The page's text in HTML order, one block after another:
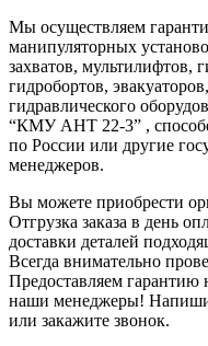
Мы осуществляем
манипуляторных
захватов, мультилифтов,
гидробортов,
гидравлического
“КМУ АНТ 22-3” ,
по России или другие
менеджеров.
Вы можете приобрести
Отгрузка заказа в день
доставки деталей
Всегда внимательно
Предоставляем гарантию
наши менеджеры!
или закажите звонок.